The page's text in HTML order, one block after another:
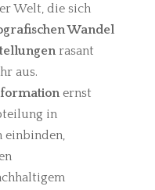
Welt, die sich
Wandel
rasant
aus.
ernst
in
einbinden,